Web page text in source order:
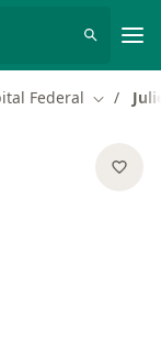
Federal Cambiar